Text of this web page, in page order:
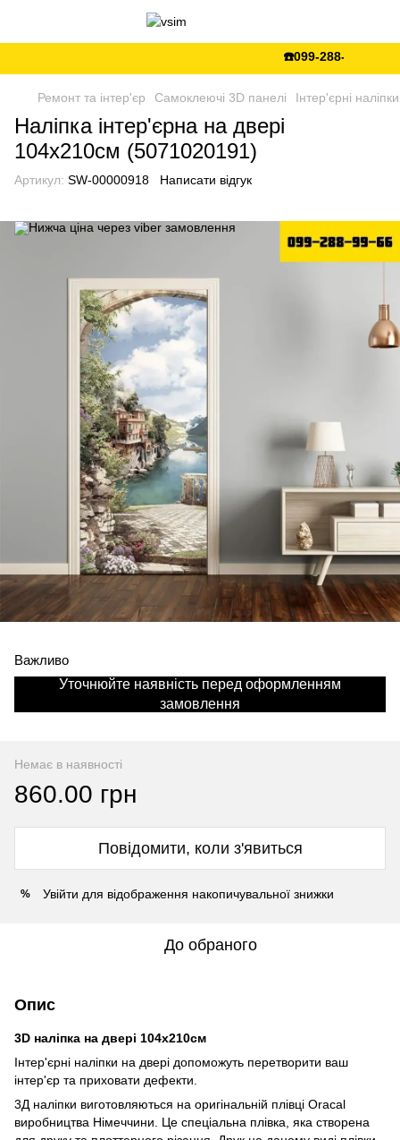
☎️099-288-99-66 💵Є
Ремонт та інтер'єр Самоклеючі 3D панелі Інтер'єрні наліпки
Наліпка інтер'єрна на двері
104х210см (5071020191)
Артикул: SW-00000918 Написати відгук
Важливо
Уточнюйте наявність перед оформленням
замовлення
Немає в наявності
860.00 грн
Повідомити, коли з'явиться
% Увійти для відображення накопичувальної знижки
До обраного
Опис
3D наліпка на двері 104х210см
Інтер'єрні наліпки на двері допоможуть перетворити ваш
інтер'єр та приховати дефекти.
3Д наліпки виготовляються на оригінальній плівці Oracal
виробництва Німеччини. Це спеціальна плівка, яка створена